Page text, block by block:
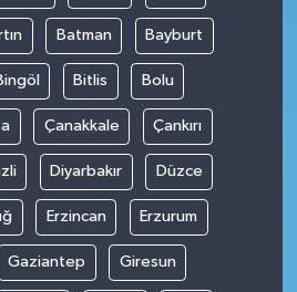
Batman Bayburt
Bitlis Bolu
Çanakkale Çankırı
Diyarbakır Düzce
Erzincan Erzurum
Gaziantep Giresun